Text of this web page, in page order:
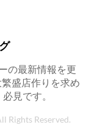
の最新情報を更
盛店作りを求め
見です。
Rights Reserved.